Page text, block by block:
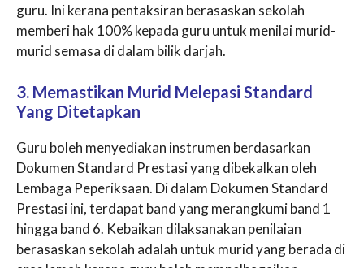
guru. Ini kerana pentaksiran berasaskan sekolah
memberi hak 100% kepada guru untuk menilai murid-
murid semasa di dalam bilik darjah.
3. Memastikan Murid Melepasi Standard
Yang Ditetapkan
Guru boleh menyediakan instrumen berdasarkan
Dokumen Standard Prestasi yang dibekalkan oleh
Lembaga Peperiksaan. Di dalam Dokumen Standard
Prestasi ini, terdapat band yang merangkumi band 1
hingga band 6. Kebaikan dilaksanakan penilaian
berasaskan sekolah adalah untuk murid yang berada di